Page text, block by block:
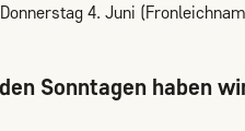
Donnerstag 4. Juni
Sonntagen haben